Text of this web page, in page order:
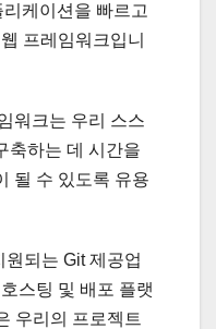
케이션을 빠르고
프레임워크입니
워크는 우리 스스
축하는 데 시간을
될 수 있도록 유용
되는 Git 제공업
스팅 및 배포 플랫
우리의 프로젝트